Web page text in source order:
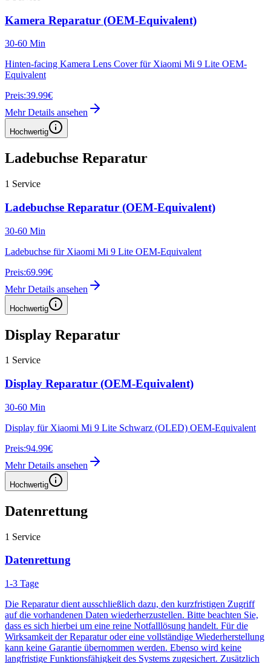
Kamera Reparatur (OEM-Equivalent)
30-60 Min
Hinten-facing Kamera Lens Cover für Xiaomi Mi 9 Lite OEM-
Equivalent
Preis:39.99€
Mehr Details ansehen
Hochwertig
Ladebuchse Reparatur
1 Service
Ladebuchse Reparatur (OEM-Equivalent)
30-60 Min
Ladebuchse für Xiaomi Mi 9 Lite OEM-Equivalent
Preis:69.99€
Mehr Details ansehen
Hochwertig
Display Reparatur
1 Service
Display Reparatur (OEM-Equivalent)
30-60 Min
Display für Xiaomi Mi 9 Lite Schwarz (OLED) OEM-Equivalent
Preis:94.99€
Mehr Details ansehen
Hochwertig
Datenrettung
1 Service
Datenrettung
1-3 Tage
Die Reparatur dient ausschließlich dazu, den kurzfristigen Zugriff
auf die vorhandenen Daten wiederherzustellen. Bitte beachten Sie,
dass es sich hierbei um eine reine Notfalllösung handelt. Für die
Wirksamkeit der Reparatur oder eine vollständige Wiederherstellung
kann keine Garantie übernommen werden. Ebenso wird keine
langfristige Funktionsfähigkeit des Systems zugesichert. Zusätzlich